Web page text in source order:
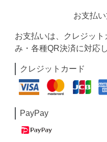
お支払
お支払いは、クレジッ
み・各種QR決済に対応
クレジットカード
PayPay